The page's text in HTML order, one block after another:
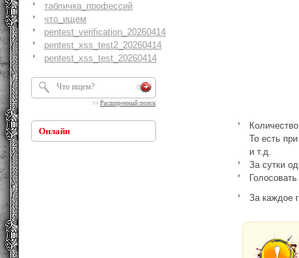
табличка_профессий
что_ищем
pentest_verification_20260414
pentest_xss_test2_20260414
pentest_xss_test_20260414
>> Расширенный поиск
Онлайн
То есть
и т.д.
За сутки
За каждое